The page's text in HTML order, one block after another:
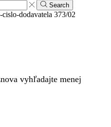
Search
dodavatela 373/02
vyhľadajte menej